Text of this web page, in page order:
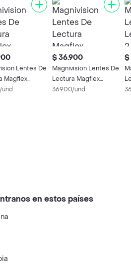
De
Magflex
+ 2.00
$ 36.900
Magnivision Lentes De
Lectura Magflex
Sterling + 1.50
36900/und
$
en estos países